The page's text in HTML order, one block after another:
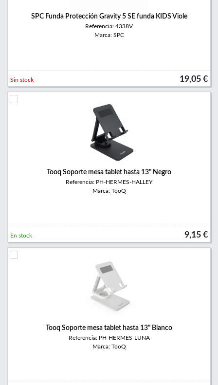
SPC Funda Protección Gravity 5 SE funda KIDS Viole
Referencia: 4338V
Marca: SPC
19,05 €
Sin stock
Tooq Soporte mesa tablet hasta 13" Negro
Referencia: PH-HERMES-HALLEY
Marca: TooQ
9,15 €
En stock
Tooq Soporte mesa tablet hasta 13" Blanco
Referencia: PH-HERMES-LUNA
Marca: TooQ